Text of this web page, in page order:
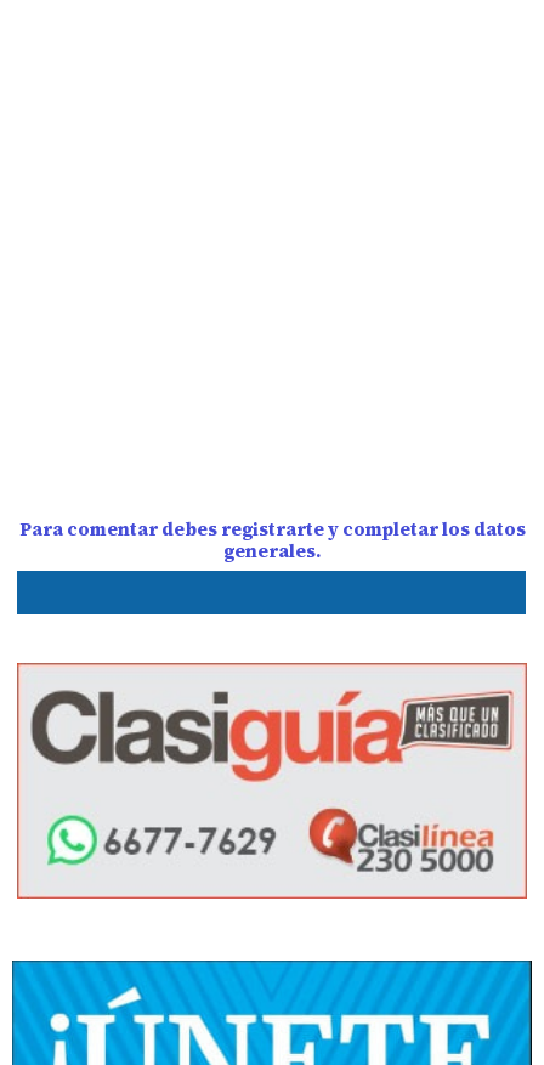
Para comentar debes registrarte y completar los datos
generales.